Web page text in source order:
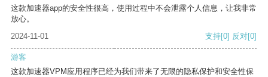
这款加速器app的安全性很高，使用过程中不会泄露个人信息，让我非常
放心。
2024-11-01
支持[0] 反对[0]
游客
这款加速器VPM应用程序已经为我们带来了无限的隐私保护和安全性保